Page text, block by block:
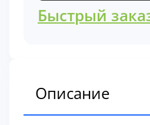
Hitachi
4231195
Быстрый
Описание